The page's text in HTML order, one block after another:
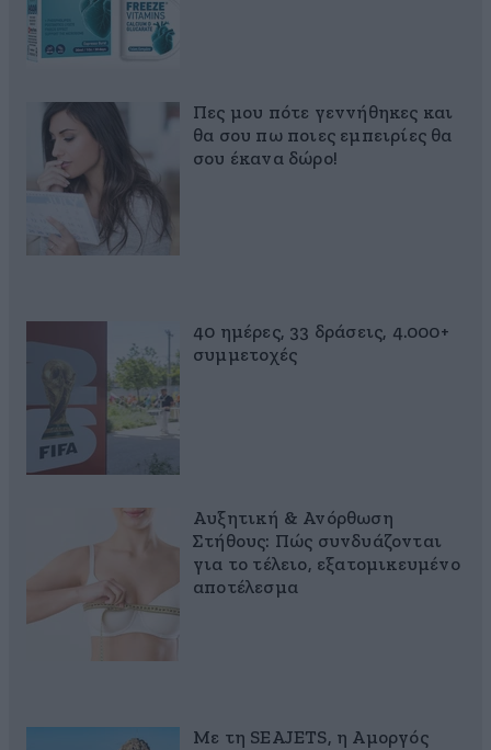
Πες μου πότε γεννήθηκες και
θα σου πω ποιες εμπειρίες θα
σου έκανα δώρο!
40 ημέρες, 33 δράσεις, 4.000+
συμμετοχές
Αυξητική & Ανόρθωση
Στήθους: Πώς συνδυάζονται
για το τέλειο, εξατομικευμένο
αποτέλεσμα
Με τη SEAJETS, η Αμοργός